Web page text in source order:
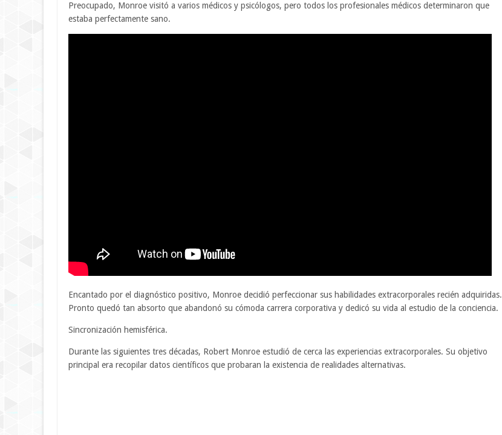
Preocupado, Monroe visitó a varios médicos y psicólogos, pero todos los profesionales médicos determinaron que
estaba perfectamente sano.
Encantado por el diagnóstico positivo, Monroe decidió perfeccionar sus habilidades extracorporales recién adquiridas.
Pronto quedó tan absorto que abandonó su cómoda carrera corporativa y dedicó su vida al estudio de la conciencia.
Sincronización hemisférica.
Durante las siguientes tres décadas, Robert Monroe estudió de cerca las experiencias extracorporales. Su objetivo
principal era recopilar datos científicos que probaran la existencia de realidades alternativas.